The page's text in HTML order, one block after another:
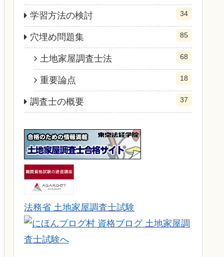
学習方法の検討 34
穴埋め問題集 85
土地家屋調査士法 68
重要論点 18
調査士の概要 37
法務省 土地家屋調査士試験